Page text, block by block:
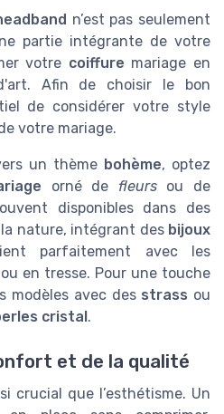
n’est pas seulement
partie intégrante de votre
votre coiffure mariage en
Afin de choisir le bon
de considérer votre style
votre mariage.
un thème bohème, optez
orné de fleursou de
disponibles dans des
nature, intégrant des bijoux
parfaitement avec les
ou en tresse. Pour une touche
modèles avec des strass ou
cristal .
et de la qualité
crucial que l’esthétisme. Un